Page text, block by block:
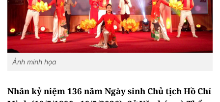
Ảnh minh họa
Nhân kỷ niệm 136 năm Ngày sinh Chủ tịch Hồ Chí